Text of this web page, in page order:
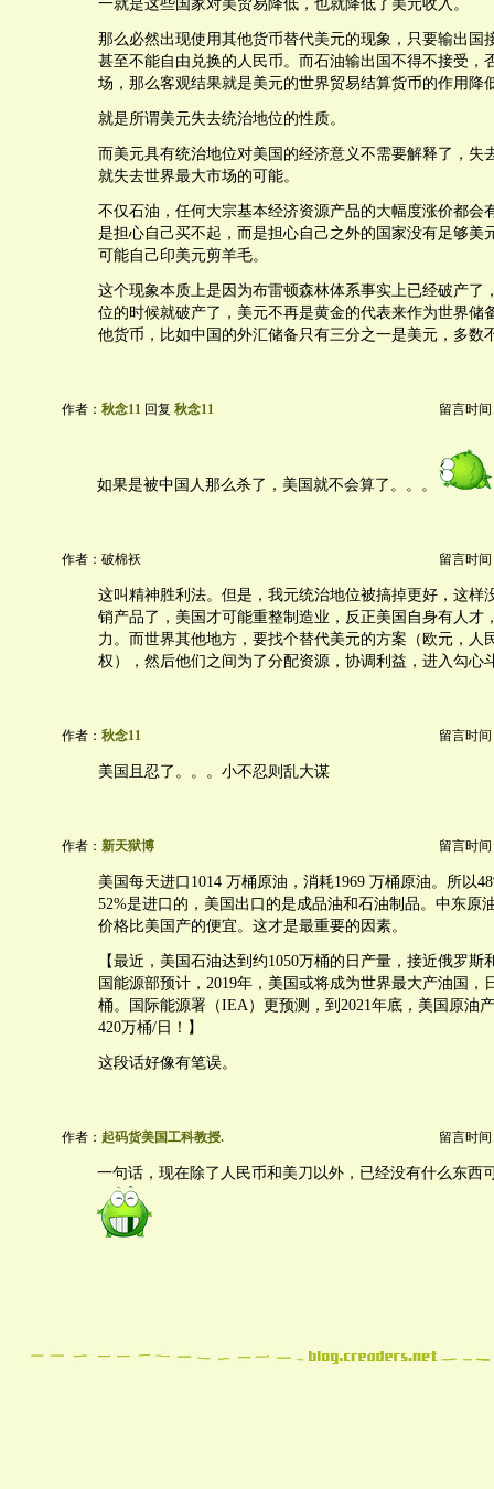
一就是这些国家对美贸易降低，也就降低了美元收入。
那么必然出现使用其他货币替代美元的现象，只要输出国
甚至不能自由兑换的人民币。而石油输出国不得不接受，
场，那么客观结果就是美元的世界贸易结算货币的作用降
就是所谓美元失去统治地位的性质。
而美元具有统治地位对美国的经济意义不需要解释了，失
就失去世界最大市场的可能。
不仅石油，任何大宗基本经济资源产品的大幅度涨价都会
是担心自己买不起，而是担心自己之外的国家没有足够美
可能自己印美元剪羊毛。
这个现象本质上是因为布雷顿森林体系事实上已经破产了
位的时候就破产了，美元不再是黄金的代表来作为世界储
他货币，比如中国的外汇储备只有三分之一是美元，多数
作者： 秋念11 回复 秋念11 留言时间
如果是被中国人那么杀了，美国就不会算了。。。
作者：破棉袄 留言时间
这叫精神胜利法。但是，我元统治地位被搞掉更好，这样
销产品了，美国才可能重整制造业，反正美国自身有人才
力。而世界其他地方，要找个替代美元的方案（欧元，人
权），然后他们之间为了分配资源，协调利益，进入勾心
作者： 秋念11 留言时间
美国且忍了。。。小不忍则乱大谋
作者： 新天狱博 留言时间
美国每天进口1014 万桶原油，消耗1969 万桶原油。所以
52%是进口的，美国出口的是成品油和石油制品。中东原
价格比美国产的便宜。这才是最重要的因素。
【最近，美国石油达到约1050万桶的日产量，接近俄罗斯
国能源部预计，2019年，美国或将成为世界最大产油国，
桶。国际能源署（IEA）更预测，到2021年底，美国原油
420万桶/日！】
这段话好像有笔误。
作者： 起码货美国工科教授. 留言时间
一句话，现在除了人民币和美刀以外，已经没有什么东西